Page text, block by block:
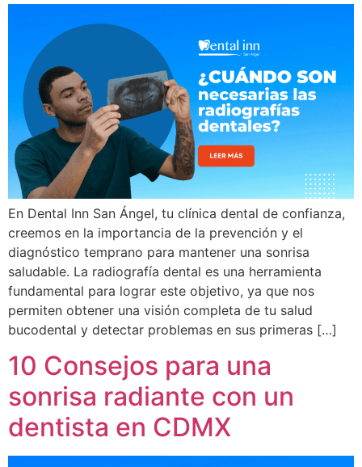
En Dental Inn San Ángel, tu clínica dental de confianza,
creemos en la importancia de la prevención y el
diagnóstico temprano para mantener una sonrisa
saludable. La radiografía dental es una herramienta
fundamental para lograr este objetivo, ya que nos
permiten obtener una visión completa de tu salud
bucodental y detectar problemas en sus primeras […]
10 Consejos para una
sonrisa radiante con un
dentista en CDMX